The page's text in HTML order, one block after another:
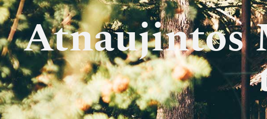
Atnaujintos